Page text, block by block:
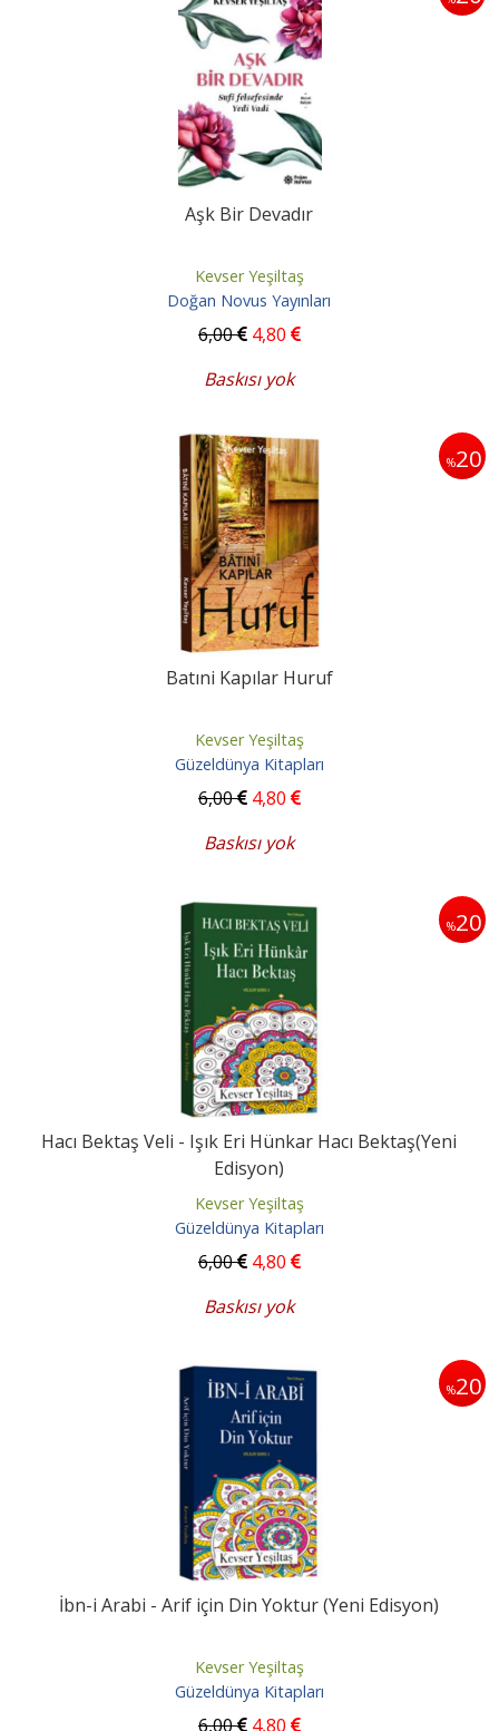
Aşk Bir Devadır
Kevser Yeşiltaş
Doğan Novus Yayınları
6,00 4,80
Baskısı yok
%20
Batıni Kapılar Huruf
Kevser Yeşiltaş
Güzeldünya Kitapları
6,00 4,80
Baskısı yok
%20
Hacı Bektaş Veli - Işık Eri Hünkar Hacı Bektaş(Yeni
Edisyon)
Kevser Yeşiltaş
Güzeldünya Kitapları
6,00 4,80
Baskısı yok
%20
İbn-i Arabi - Arif için Din Yoktur (Yeni Edisyon)
Kevser Yeşiltaş
Güzeldünya Kitapları
6,00 4,80